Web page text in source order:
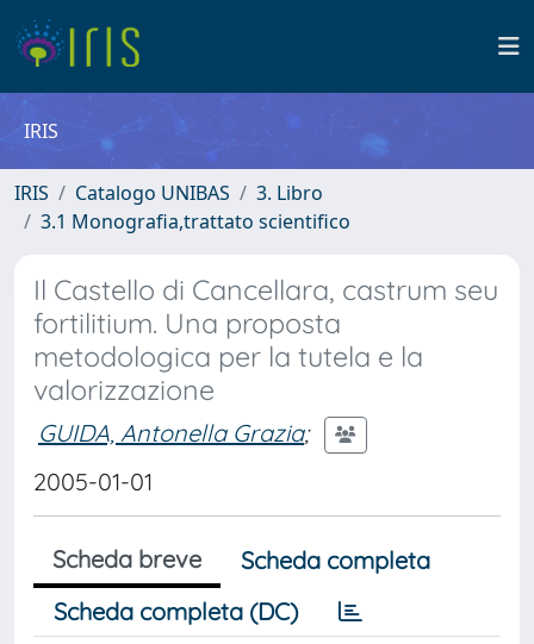
IRIS
IRIS Catalogo UNIBAS
3. Libro
3.1 Monografia,trattato scientifico
Il Castello di Cancellara, castrum seu
fortilitium. Una proposta
metodologica per la tutela e la
valorizzazione
GUIDA, Antonella Grazia;
2005-01-01
Scheda breve
Scheda completa
Scheda completa (DC)